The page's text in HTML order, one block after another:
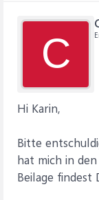
C
Hi Karin,
Bitte
hat mich in
Beilage findest